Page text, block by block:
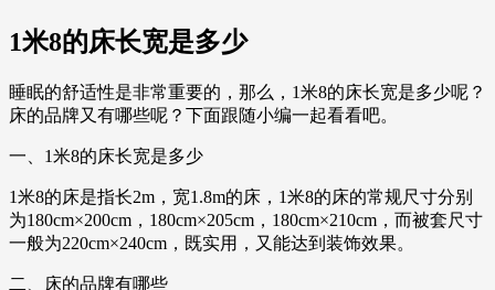
1米8的床长宽是多少
睡眠的舒适性是非常重要的，那么，1米8的床长宽是多少呢？
床的品牌又有哪些呢？下面跟随小编一起看看吧。
一、1米8的床长宽是多少
1米8的床是指长2m，宽1.8m的床，1米8的床的常规尺寸分别
为180cm×200cm，180cm×205cm，180cm×210cm，而被套尺寸
一般为220cm×240cm，既实用，又能达到装饰效果。
二、床的品牌有哪些